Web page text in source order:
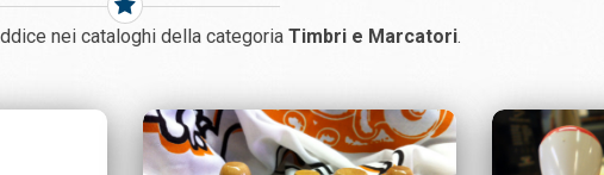
nei cataloghi della categoria Timbri e Marcatori.